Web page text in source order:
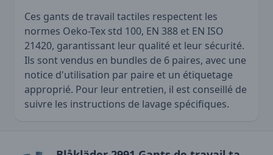
Ces gants de travail tactiles respectent les
normes Oeko-Tex std 100, EN 388 et EN ISO
21420, garantissant leur qualité et leur sécurité.
Ils sont vendus en bundles de 6 paires, avec une
notice d'utilisation par paire et un étiquetage
approprié. Pour leur entretien, il est conseillé de
suivre les instructions de lavage spécifiques.